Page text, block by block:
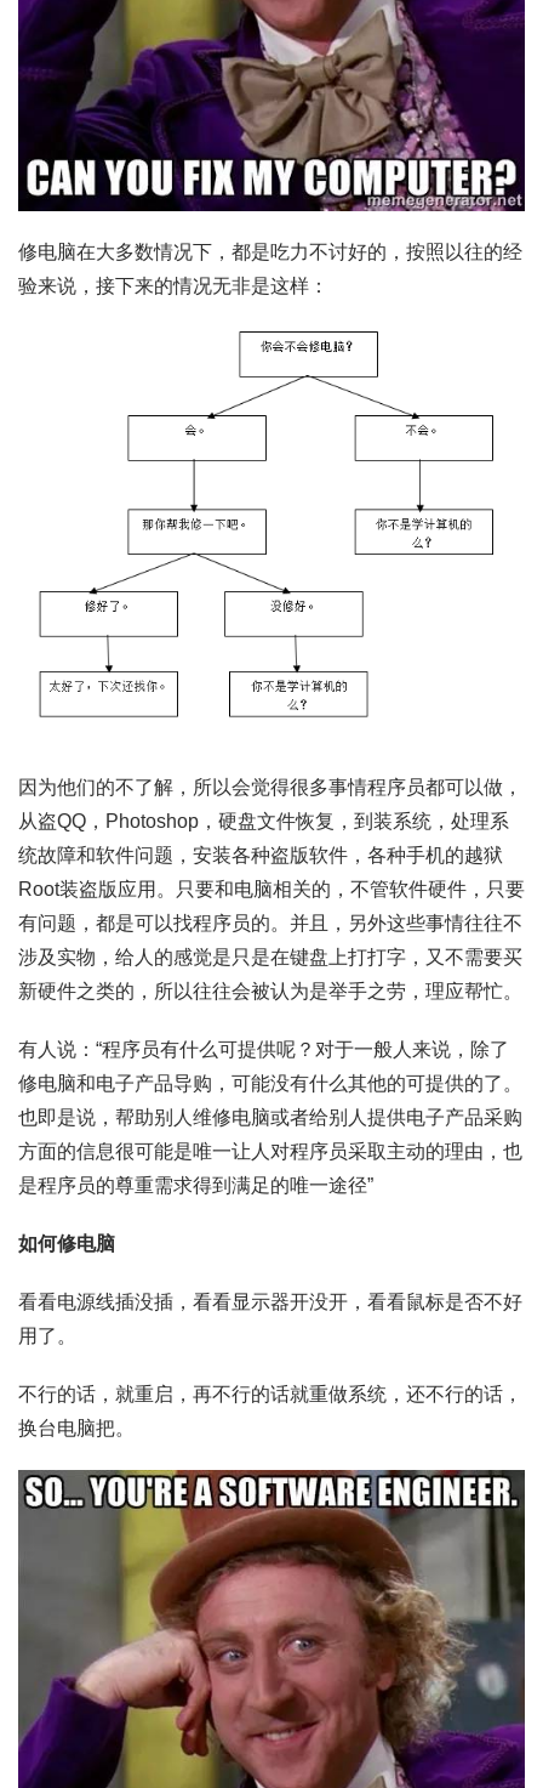
修电脑在大多数情况下，都是吃力不讨好的，按照以往的经
验来说，接下来的情况无非是这样：
因为他们的不了解，所以会觉得很多事情程序员都可以做，
从盗QQ，Photoshop，硬盘文件恢复，到装系统，处理系
统故障和软件问题，安装各种盗版软件，各种手机的越狱
Root装盗版应用。只要和电脑相关的，不管软件硬件，只要
有问题，都是可以找程序员的。并且，另外这些事情往往不
涉及实物，给人的感觉是只是在键盘上打打字，又不需要买
新硬件之类的，所以往往会被认为是举手之劳，理应帮忙。
有人说：“程序员有什么可提供呢？对于一般人来说，除了
修电脑和电子产品导购，可能没有什么其他的可提供的了。
也即是说，帮助别人维修电脑或者给别人提供电子产品采购
方面的信息很可能是唯一让人对程序员采取主动的理由，也
是程序员的尊重需求得到满足的唯一途径”
如何修电脑
看看电源线插没插，看看显示器开没开，看看鼠标是否不好
用了。
不行的话，就重启，再不行的话就重做系统，还不行的话，
换台电脑把。